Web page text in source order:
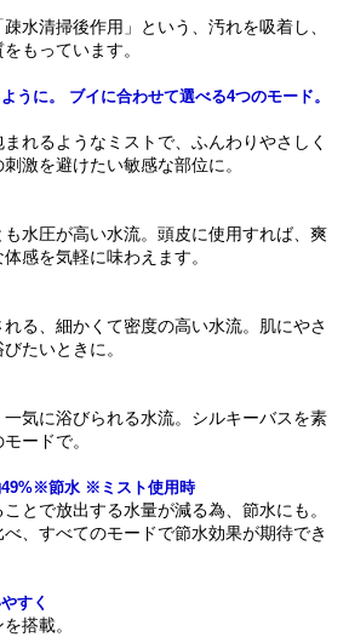
水清掃後作用」という、汚れを吸着し、
もっています。
うに。 ブイに合わせて選べる4つのモード。
れるようなミストで、ふんわりやさしく
激を避けたい敏感な部位に。
水圧が高い水流。頭皮に使用すれば、爽
感を気軽に味わえます。
る、細かくて密度の高い水流。肌にやさ
たいときに。
気に浴びられる水流。シルキーバスを素
ードで。
49%※節水 ※ミスト使用時
とで放出する水量が減る為、節水にも。
、すべてのモードで節水効果が期待でき
すく
搭載。